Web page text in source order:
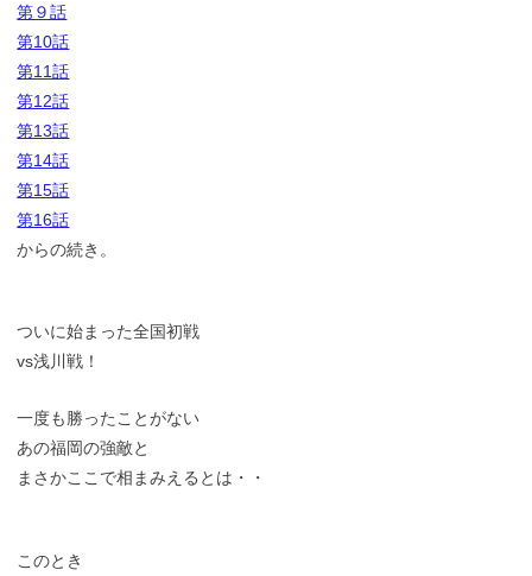
第９話
第10話
第11話
第12話
第13話
第14話
第15話
第16話
からの続き。
ついに始まった全国初戦
vs浅川戦！
一度も勝ったことがない
あの福岡の強敵と
まさかここで相まみえるとは・・
このとき